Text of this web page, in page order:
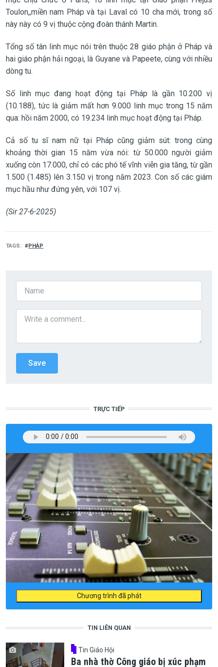
Toulon,,miền nam Pháp và tại Laval có 10 cha mới, trong số
này này có 9 vị thuộc cộng đoàn thánh Martin.
Tổng số tân linh mục nói trên thuộc 28 giáo phận ở Pháp và
hai giáo phận hải ngoại, là Guyane và Papeete, cùng với nhiều
dòng tu.
Số linh mục đang hoạt động tại Pháp là gần 10.200 vị
(10.188), tức là giảm mất hơn 9.000 linh mục trong 15 năm
qua: hồi năm 2000, có 19.234 linh mục hoạt động tại Pháp.
Cả số tu sĩ nam nữ tại Pháp cũng giảm sút: trong cùng
khoảng thời gian 15 năm vừa nói: từ 50.000 người giảm
xuống còn 17.000, chỉ có các phó tế vĩnh viễn gia tăng, từ gần
1.500 (1.485) lên 3.150 vị trong năm 2023. Con số các giám
mục hầu như đứng yên, với 107 vị.
(Sir 27-6-2025)
TAGS PHÁP
TRỰC TIẾP
Chương trình đã phát
TIN LIÊN QUAN
Tin Giáo Hội
Ba nhà thờ Công giáo bị xúc phạm